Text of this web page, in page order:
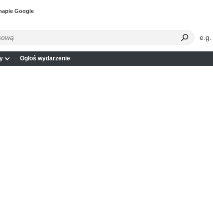
Google
e.g.
Ogłoś wydarzenie